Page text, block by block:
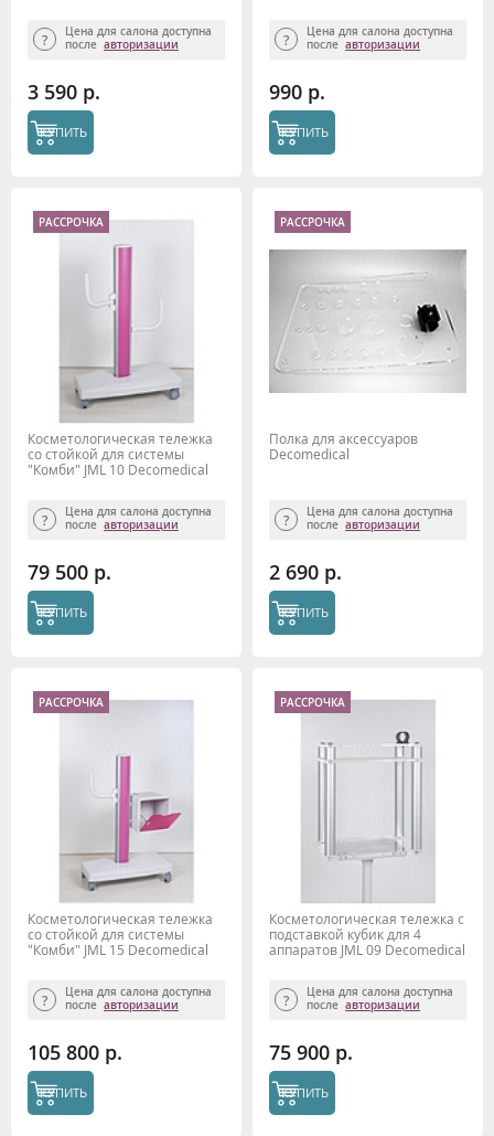
Цена для салона доступна
после авторизации
3 590 р.
КУПИТЬ
Цена для салона доступна
после авторизации
990 р.
КУПИТЬ
Косметологическая тележка
со стойкой для системы
"Комби" JML 10 Decomedical
Цена для салона доступна
после авторизации
79 500 р.
КУПИТЬ
РАССРОЧКА
Полка для аксессуаров
Decomedical
Цена для салона доступна
после авторизации
2 690 р.
КУПИТЬ
РАССРОЧКА
Косметологическая тележка
со стойкой для системы
"Комби" JML 15 Decomedical
Цена для салона доступна
после авторизации
105 800 р.
КУПИТЬ
РАССРОЧКА
Косметологическая тележка с
подставкой кубик для 4
аппаратов JML 09 Decomedical
Цена для салона доступна
после авторизации
75 900 р.
КУПИТЬ
РАССРОЧКА